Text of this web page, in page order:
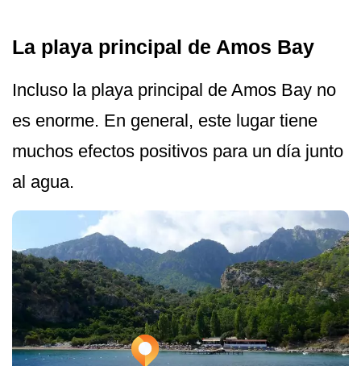
La playa principal de Amos Bay
Incluso la playa principal de Amos Bay no
es enorme. En general, este lugar tiene
muchos efectos positivos para un día junto
al agua.